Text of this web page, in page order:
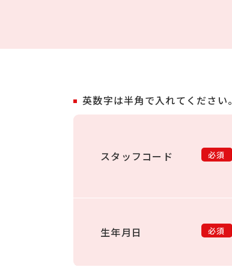
英数字は半角で入れてください。
スタッフコード 必須
生年月日 必須